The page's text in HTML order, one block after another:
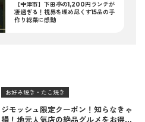
【中津市】下田亭の1,200円ランチが
凄過ぎる！視界を埋め尽くす15品の手
作り総菜に感動
お好み焼き・たこ焼き
ジモッシュ限定クーポン！知らなきゃ
損！地元人気店の絶品グルメをお得に